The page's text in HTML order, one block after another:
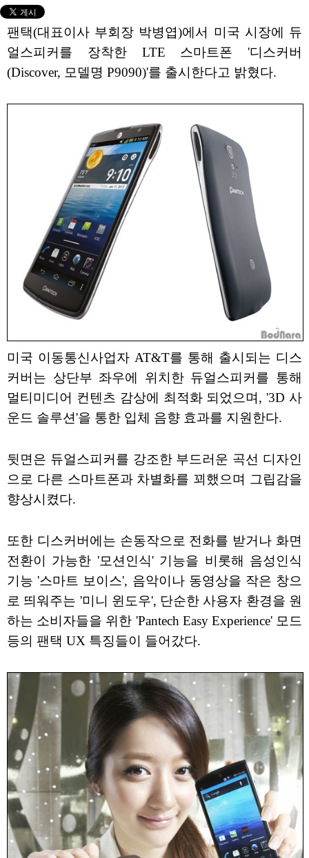
팬택(대표이사 부회장 박병엽)에서 미국 시장에 듀
얼스피커를 장착한 LTE 스마트폰 '디스커버
(Discover, 모델명 P9090)'를 출시한다고 밝혔다.
미국 이동통신사업자 AT&T를 통해 출시되는 디스
커버는 상단부 좌우에 위치한 듀얼스피커를 통해
멀티미디어 컨텐츠 감상에 최적화 되었으며, '3D 사
운드 솔루션'을 통한 입체 음향 효과를 지원한다.
뒷면은 듀얼스피커를 강조한 부드러운 곡선 디자인
으로 다른 스마트폰과 차별화를 꾀했으며 그립감을
향상시켰다.
또한 디스커버에는 손동작으로 전화를 받거나 화면
전환이 가능한 '모션인식' 기능을 비롯해 음성인식
기능 '스마트 보이스', 음악이나 동영상을 작은 창으
로 띄워주는 '미니 윈도우', 단순한 사용자 환경을 원
하는 소비자들을 위한 'Pantech Easy Experience' 모드
등의 팬택 UX 특징들이 들어갔다.